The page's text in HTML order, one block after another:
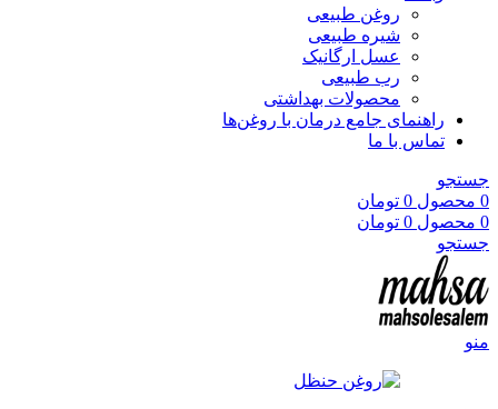
روغن طبیعی
شیره طبیعی
عسل ارگانیک
رب طبیعی
محصولات بهداشتی
راهنمای جامع درمان با روغن‌ها
تماس با ما
جستجو
0 محصول 0 تومان
0 محصول 0 تومان
جستجو
منو